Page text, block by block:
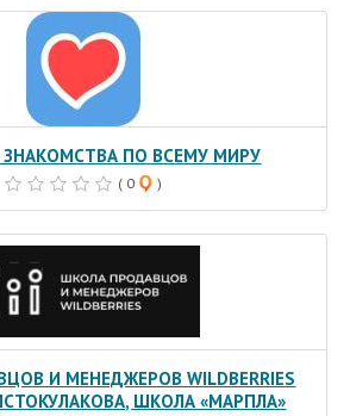
ЗНАКОМСТВА ПО ВСЕМУ МИРУ
( 0 )
И МЕНЕДЖЕРОВ WILDBERRIES
ШКОЛА «МАРПЛА»